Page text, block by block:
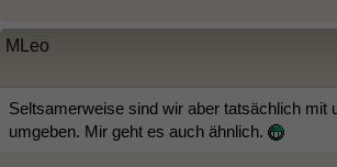
MLeo
Seltsamerweise sind wir aber tatsächlich mit
umgeben. Mir geht es auch ähnlich.